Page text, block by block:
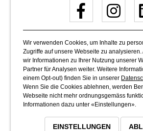
Wir verwenden Cookies, um Inhalte zu
Zugriffe auf unsere Webseite zu
wir Informationen zu Ihrer Nutzung unserer
Partner für Analysen weiter. Weitere
einem Opt-out) finden Sie in unserer
Wenn Sie die Cookies ablehnen, werden
Webseite nicht mehr ordnungsgemäss
Informationen dazu unter «Einstellungen».
EINSTELLUNGEN